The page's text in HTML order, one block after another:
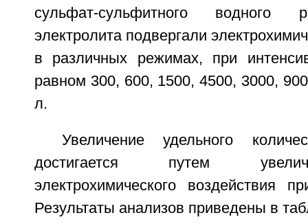
сульфат-сульфитного водного
электролита подвергали
в различных режимах, при
равном 300, 600, 1500, 4500, 3000,
л.
Увеличение удельного
достигается путем
электрохимического воздействия
Результаты анализов приведены в